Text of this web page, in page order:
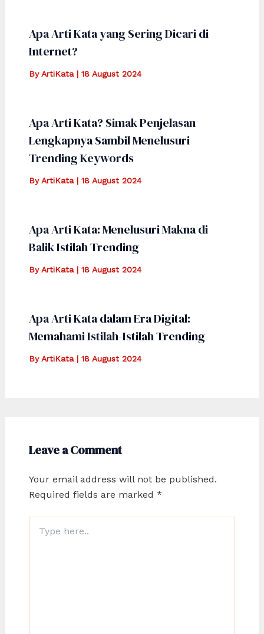
Apa Arti Kata yang Sering Dicari di
Internet?
ByArtiKata | 18 August 2024
Apa Arti Kata? Simak Penjelasan
Lengkapnya Sambil Menelusuri
Trending Keywords
ByArtiKata | 18 August 2024
Apa Arti Kata: Menelusuri Makna di
Balik Istilah Trending
ByArtiKata | 18 August 2024
Apa Arti Kata dalam Era Digital:
Memahami Istilah-Istilah Trending
ByArtiKata | 18 August 2024
Leave a Comment
Your email address will not be published.
Required fields are marked *
here..